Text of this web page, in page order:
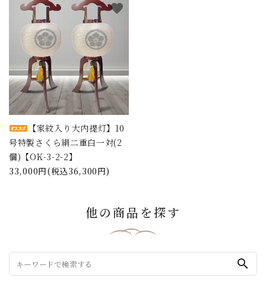
【家紋入り大内提灯】10
号特製さくら絹二重白一対(2
個)【OK-3-2-2】
33,000円(税込36,300円)
favorite
他の商品を探す
search